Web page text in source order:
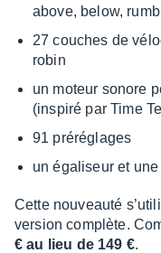
above, below,
27 couches de
robin
un moteur sonore
(inspiré par Time
91 préré­glages
un égali­seur et
Cette nouveauté
version complète.
€ au lieu de 149 €.